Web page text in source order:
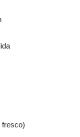
fresco)